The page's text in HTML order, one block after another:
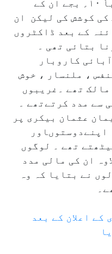
مطابق آرام کررہے تھے ۔ تقریباً ۱۰؍ بجے ان کے
کی کوشش کی لیکن ان
کے بعد ڈاکٹروں
بتائی تھی ۔
آبائی کاروبار
، ملنسار ، خوش
تھے ۔غریبوں
سے مدد کرتےتھے ۔
عثمان بیکری پر
اپنےدوستوںاور
تھے ۔ لوگوں
ان کی مالی مدد
نے بتایا کہ وہ
کے اعلان کے بعد